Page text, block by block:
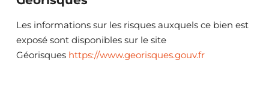
Les informations sur les risques auxquels ce bien est
exposé sont disponibles sur le site
Géorisques https://www.georisques.gouv.fr